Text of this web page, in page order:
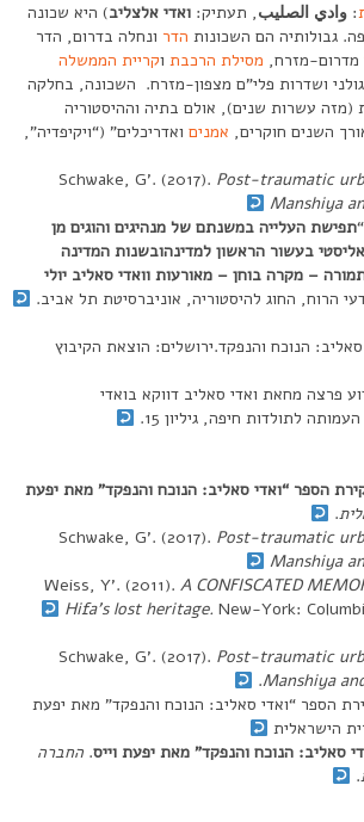
:وادي الصليب, תעתיק:ואדי אלצליב) היא שכונה
גבולותיה הם השכונות הדר ונחלה בדרום, הדר
מדרום-מזרח, מסילת הרכבת וקריית הממשלה
ושדרות פלי”ם מצפון-מזרח. השכונה, בחלקה
(מזה עשרות שנים), אולם בתיה וההיסטוריה
השנים חוקרים, אמנים ואדריכלים” (“ויקיפדיה”,
Schwake, G’. (2017). Post-traumatic
Manshiya
תפישת העלייה במשנתם של מנהיגים והוגים מן
בעשור הראשון למדינהובשנות המדינה
– מקרה בוחן – מאורעות וואדי סאליב יולי
הרוח, החוג להיסטוריה, אוניברסיטת תל אביב.
(2007.)ואדי סאליב: הנוכח והנפקד.ירושלים: הוצאת הקיבוץ
(2017 .)”מדוע פרצה מחאת ואדי סאליב דווקא בואדי
לתולדות חיפה, גיליון 15.
הספר “ואדי סאליב: הנוכח והנפקד” מאת יפעת
.
Schwake, G’. (2017). Post-traumatic
Manshiya
Weiss, Y’. (2011). A CONFISCATED
Hifa’s lost heritage. New-York:
Schwake, G’. (2017). Post-traumatic
Manshiya
.
(2008 .)סקירת הספר “ואדי סאליב: הנוכח והנפקד” מאת יפעת
הישראלית
סאליב: הנוכח והנפקד” מאת יפעת וייס.החברה
.